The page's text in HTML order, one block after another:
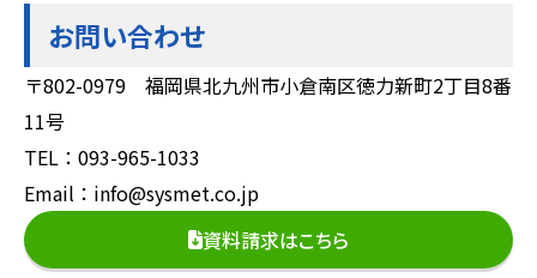
お問い合わせ
〒802-0979 福岡県北九州市小倉南区徳力新町2丁目8番
11号
TEL：093-965-1033
Email：info@sysmet.co.jp
資料請求はこちら